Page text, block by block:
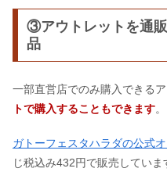
③アウトレットを通
品
一部直営店でのみ購入できる
トで購入することもできます。
ガトーフェスタハラダの公式
じ税込み432円で販売していま